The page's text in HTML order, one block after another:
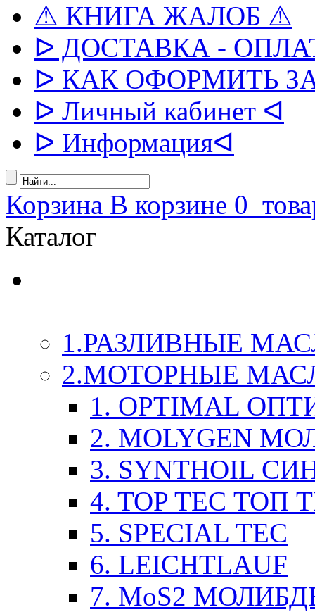
⚠ КНИГА ЖАЛОБ ⚠
ᐅ ДОСТАВКА -
ᐅ КАК ОФОРМИТЬ
ᐅ Личный кабинет ᐊ
ᐅ Информацияᐊ
Корзина В корзине 0
Каталог
1.РАЗЛИВНЫЕ
2.МОТОРНЫЕ
1. OPTIMAL
2. MOLYGEN
3. SYNTHOIL
4. TOP TEC ТОП
5. SPECIAL TEC
6. LEICHTLAUF
7. MoS2